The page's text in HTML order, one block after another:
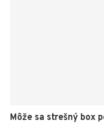
Môže sa strešný box